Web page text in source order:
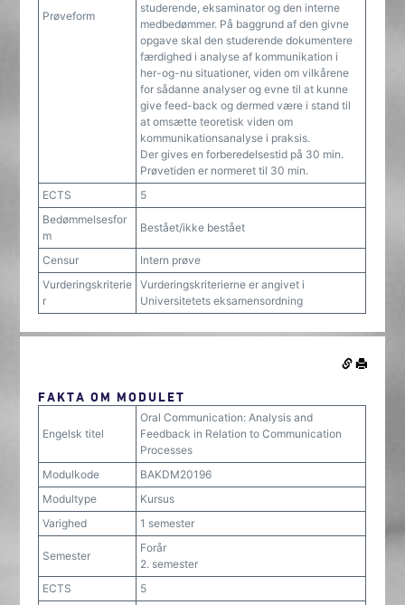
Prøveform
studerende, eksaminator og den interne
medbedømmer. På baggrund af den givne
opgave skal den studerende dokumentere
færdighed i analyse af kommunikation i
her-og-nu situationer, viden om vilkårene
for sådanne analyser og evne til at kunne
give feed-back og dermed være i stand til
at omsætte teoretisk viden om
kommunikationsanalyse i praksis.
Der gives en forberedelsestid på 30 min.
Prøvetiden er normeret til 30 min.
ECTS
5
Bedømmelsesfor
m
Bestået/ikke bestået
Censur
Intern prøve
Vurderingskriterie
r
Vurderingskriterierne er angivet i
Universitetets eksamensordning
FAKTA OM MODULET
Engelsk titel
Oral Communication: Analysis and
Feedback in Relation to Communication
Processes
Modulkode
BAKDM20196
Modultype
Kursus
Varighed
1 semester
Semester
Forår
2. semester
ECTS
5